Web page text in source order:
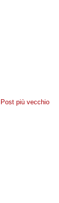
Post più vecchio